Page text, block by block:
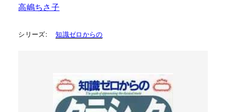
高嶋ちさ子
シリーズ: 知識ゼロからの